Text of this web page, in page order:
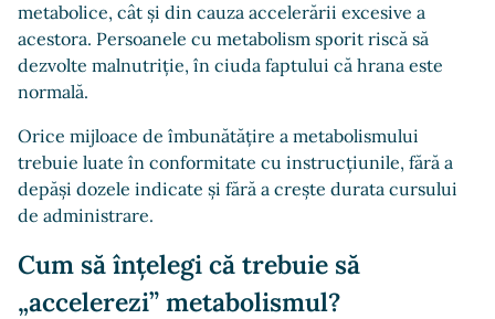
metabolice, cât și din cauza accelerării excesive a
acestora. Persoanele cu metabolism sporit riscă să
dezvolte malnutriție, în ciuda faptului că hrana este
normală.
Orice mijloace de îmbunătățire a metabolismului
trebuie luate în conformitate cu instrucțiunile, fără a
depăși dozele indicate și fără a crește durata cursului
de administrare.
Cum să înțelegi că trebuie să
„accelerezi” metabolismul?